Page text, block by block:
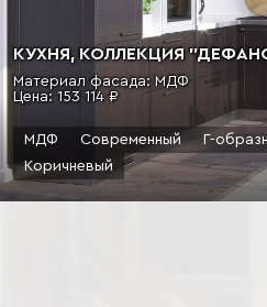
КУХНЯ, КОЛЛЕКЦИЯ
Материал фасада: МДФ
Цена: 153 114 ₽
МДФ Современный
Г-
Коричневый